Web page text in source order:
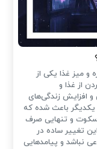
و میز غذا یکی از
از غذا و
و افزایش زندگی‌های
یکدیگر باعث شده که
سکوت و تنهایی صرف
تغییر ساده در
نباشد و پیامدهایی